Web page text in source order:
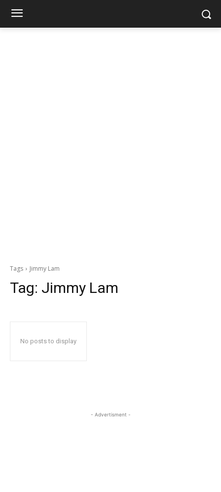
Tags Jimmy Lam
Tag: Jimmy Lam
No posts to display
- Advertisment -